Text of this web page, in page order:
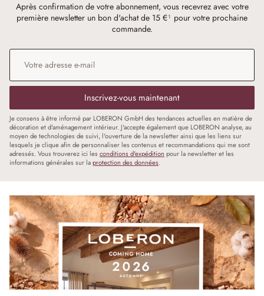
Après confirmation de votre abonnement, vous recevrez avec votre
première newsletter un bon d'achat de 15 €¹ pour votre prochaine
commande.
Adresse e-mail
Inscrivez-vous maintenant
Je consens à être informé par LOBERON GmbH des tendances actuelles en matière de
décoration et d'aménagement intérieur. J'accepte également que LOBERON analyse, au
moyen de technologies de suivi, l'ouverture de la newsletter ainsi que les liens sur
lesquels je clique afin de personnaliser les contenus et recommandations qui me sont
adressés. Vous trouverez ici les conditions d'expédition pour la newsletter et les
informations générales sur laprotection des données.